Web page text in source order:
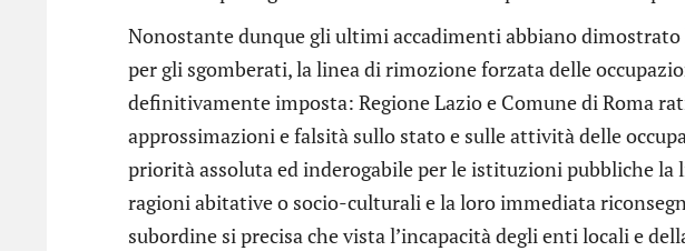
Nonostante dunque gli ultimi accadimenti abbiano
per gli sgomberati, la linea di rimozione forzata delle
definitivamente imposta: Regione Lazio e Comune di Roma
approssimazioni e falsità sullo stato e sulle attività delle
priorità assoluta ed inderogabile per le istituzioni pubbliche la
ragioni abitative o socio-culturali e la loro immediata
subordine si precisa che vista l’incapacità degli enti locali e